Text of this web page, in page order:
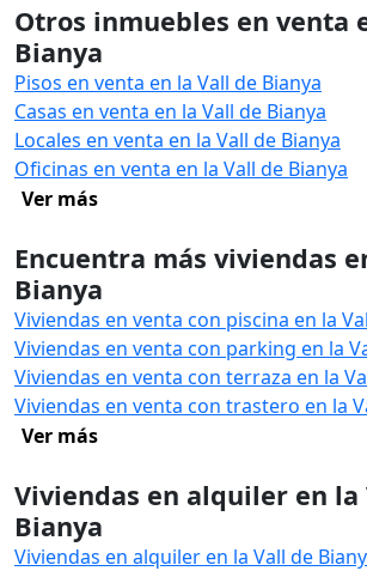
Otros inmuebles en venta
Bianya
Pisos en venta en la Vall de Bianya
Casas en venta en la Vall de Bianya
Locales en venta en la Vall de Bianya
Oficinas en venta en la Vall de Bianya
Ver más
Encuentra más viviendas
Bianya
Viviendas en venta con piscina en la
Viviendas en venta con parking en la
Viviendas en venta con terraza en la
Viviendas en venta con trastero en la
Ver más
Viviendas en alquiler en la
Bianya
Viviendas en alquiler en la Vall de